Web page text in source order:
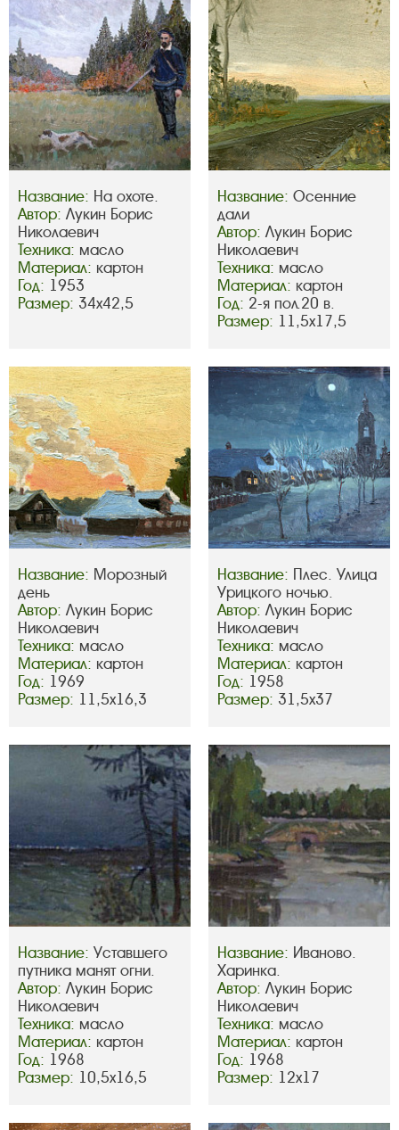
Название: На охоте.
Автор: Лукин Борис
Николаевич
Техника: масло
Материал: картон
Год: 1953
Размер: 34х42,5
Название: Осенние
дали
Автор: Лукин Борис
Николаевич
Техника: масло
Материал: картон
Год: 2-я пол.20 в.
Размер: 11,5х17,5
Название: Морозный
день
Автор: Лукин Борис
Николаевич
Техника: масло
Материал: картон
Год: 1969
Размер: 11,5х16,3
Название: Плес. Улица
Урицкого ночью.
Автор: Лукин Борис
Николаевич
Техника: масло
Материал: картон
Год: 1958
Размер: 31,5х37
Название: Уставшего
путника манят огни.
Автор: Лукин Борис
Николаевич
Техника: масло
Материал: картон
Год: 1968
Размер: 10,5х16,5
Название: Иваново.
Харинка.
Автор: Лукин Борис
Николаевич
Техника: масло
Материал: картон
Год: 1968
Размер: 12х17